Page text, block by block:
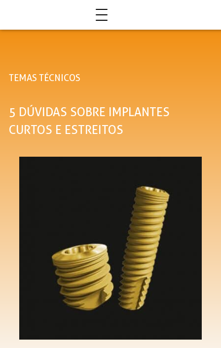
EXPLORE NOSSAS SOLUÇÕES
Educação
S.I.N. OnBoard
TEMAS TÉCNICOS
5 DÚVIDAS SOBRE IMPLANTES
CURTOS E ESTREITOS